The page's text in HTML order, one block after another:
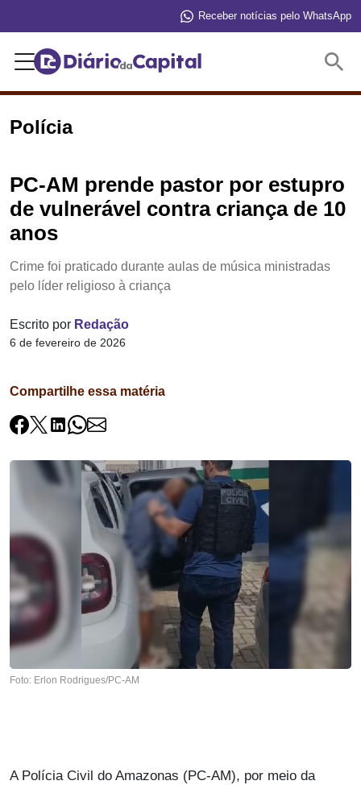
Receber notícias pelo WhatsApp
Polícia
PC-AM prende pastor por estupro
de vulnerável contra criança de 10
anos
Crime foi praticado durante aulas de música ministradas
pelo líder religioso à criança
Escrito por Redação
6 de fevereiro de 2026
Compartilhe essa matéria
Foto: Erlon Rodrigues/PC-AM
A Polícia Civil do Amazonas (PC-AM), por meio da